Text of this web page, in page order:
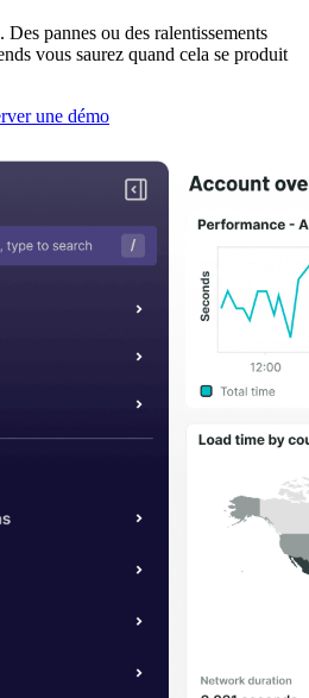
pannes ou des ralentissements
vous saurez quand cela se produit
une démo